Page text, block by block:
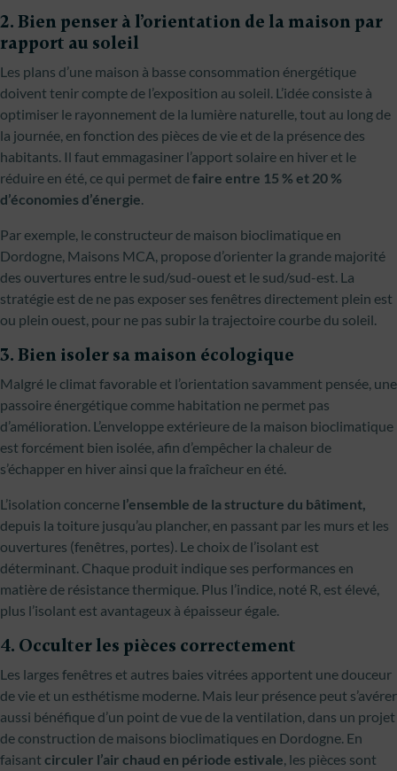
2. Bien penser à l’orientation de la maison par
rapport au soleil
Les plans d’une maison à basse consommation énergétique
doivent tenir compte de l’exposition au soleil. L’idée consiste à
optimiser le rayonnement de la lumière naturelle, tout au long de
la journée, en fonction des pièces de vie et de la présence des
habitants. Il faut emmagasiner l’apport solaire en hiver et le
réduire en été, ce qui permet defaire entre 15 % et 20 %
d’économies d’énergie.
Par exemple, le constructeur de maison bioclimatique en
Dordogne, Maisons MCA, propose d’orienter la grande majorité
des ouvertures entre le sud/sud-ouest et le sud/sud-est. La
stratégie est de ne pas exposer ses fenêtres directement plein est
ou plein ouest, pour ne pas subir la trajectoire courbe du soleil.
3. Bien isoler sa maison écologique
Malgré le climat favorable et l’orientation savamment pensée, une
passoire énergétique comme habitation ne permet pas
d’amélioration. L’enveloppe extérieure de la maison bioclimatique
est forcément bien isolée, afin d’empêcher la chaleur de
s’échapper en hiver ainsi que la fraîcheur en été.
L’isolation concerne l’ensemble de la structure du bâtiment,
depuis la toiture jusqu’au plancher, en passant par les murs et les
ouvertures (fenêtres, portes). Le choix de l’isolant est
déterminant. Chaque produit indique ses performances en
matière de résistance thermique. Plus l’indice, noté R, est élevé,
plus l’isolant est avantageux à épaisseur égale.
4. Occulter les pièces correctement
Les larges fenêtres et autres baies vitrées apportent une douceur
de vie et un esthétisme moderne. Mais leur présence peut s’avérer
aussi bénéfique d’un point de vue de la ventilation, dans un projet
de construction de maisons bioclimatiques en Dordogne. En
faisant circuler l’air chaud en période estivale, les pièces sont